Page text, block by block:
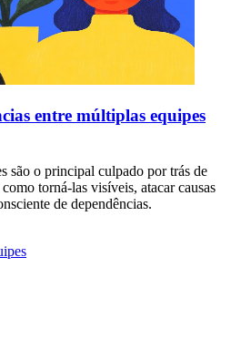
entre múltiplas equipes
são o principal culpado por trás de
torná-las visíveis, atacar causas
de dependências.